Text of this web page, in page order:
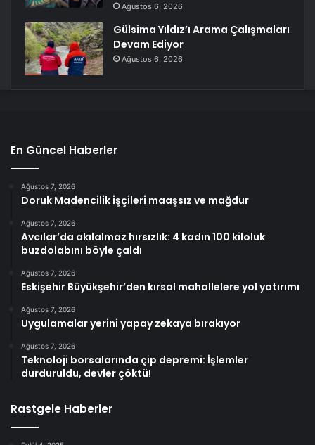
Ağustos 6, 2026
Gülsima Yıldız’ı Arama Çalışmaları
Devam Ediyor
Ağustos 6, 2026
En Güncel Haberler
Ağustos 7, 2026
Doruk Madencilik işçileri maaşsız ve mağdur
Ağustos 7, 2026
Avcılar’da akılalmaz hırsızlık: 4 kadın 100 kiloluk
buzdolabını böyle çaldı
Ağustos 7, 2026
Eskişehir Büyükşehir’den kırsal mahallelere yol yatırımı
Ağustos 7, 2026
Uygulamalar yerini yapay zekaya bırakıyor
Ağustos 7, 2026
Teknoloji borsalarında çip depremi: İşlemler
durduruldu, devler çöktü!
Rastgele Haberler